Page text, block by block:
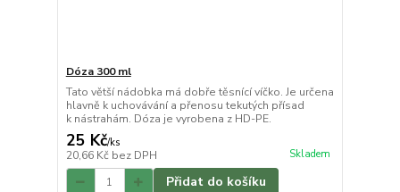
Dóza 300 ml
Tato větší nádobka má dobře těsnící víčko. Je určena
hlavně k uchovávání a přenosu tekutých přísad
k nástrahám. Dóza je vyrobena z HD-PE.
25 Kč/ks
20,66 Kč bez DPH Skladem
Přidat do košíku